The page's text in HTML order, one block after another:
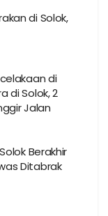
di Solok,
di
di Solok, 2
Jalan
Berakhir
Ditabrak